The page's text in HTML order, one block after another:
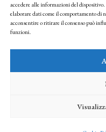
accedere alle informazioni del
elaborare dati come il comportamento di
acconsentire o ritirare il consenso può
funzioni.
Facendo clic per iscriverti, riconosci
seguendo la nostra Privacy Policy
© 2025 Istituto Matteucci. All right
l’autorizzazione scritta dei proprietari